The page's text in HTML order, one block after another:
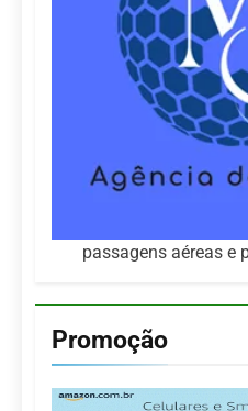
passagens aéreas e
Promoção